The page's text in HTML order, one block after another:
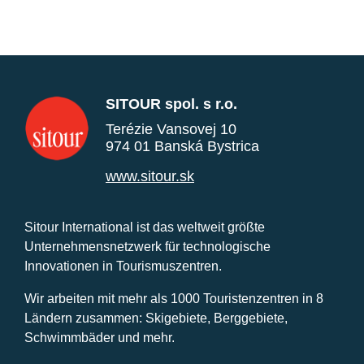
SITOUR spol. s r.o.
Terézie Vansovej 10
974 01 Banská Bystrica
www.sitour.sk
Sitour International ist das weltweit größte
Unternehmensnetzwerk für technologische
Innovationen in Tourismuszentren.
Wir arbeiten mit mehr als 1000 Touristenzentren in 8
Ländern zusammen: Skigebiete, Berggebiete,
Schwimmbäder und mehr.